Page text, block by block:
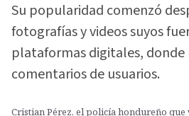
Su popularidad comenzó
fotografías y videos suyos
plataformas digitales, donde
comentarios de usuarios.
Cristian Pérez, el policía hondureño